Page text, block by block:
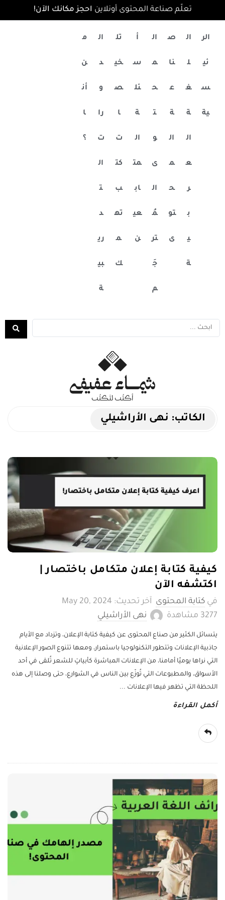
تعلّم صناعة المحتوى أونلاين احجز مكانك الآن!
الر
ئي
س
ية
ال
ل
غ
ة
ال
ع
ر
ب
ي
ة
ص
نا
ع
ة
ال
م
ح
تو
ى
ال
م
ح
ت
و
ى
ال
مُ
تر
جَ
م
أ
س
ئل
ة
ال
مت
اب
عي
ن
تل
خي
ص
ا
ت
كت
ب
ته
م
ك
ال
د
و
را
ت
ال
ت
د
ري
بي
ة
م
ن
أن
ا
؟
الكاتب: نهى الأراشيلي
كيفية كتابة إعلان متكامل باختصار |
اكتشفه الآن
كتابة المحتوى آخر تحديث: May 20, 2024
3277 ‎مشاهدة
نهى الأراشيلي
يتسائل الكثير من صناع المحتوى عن كيفية كتابة الإعلان، وتزداد مع الأيام
جاذبية الإعلانات وتتطور التكنولوجيا باستمرار، ومعها تتنوع الصور الإعلانية
التي نراها يوميًا أمامنا، من الإعلانات المباشرة كأبياتٍ للشعر تُلقى في أحد
الأسواق، والمطبوعات التي تُوزّع بين الناس في الشوارع، حتى وصلنا إلى هذه
اللحظة التي تظهر فيها الإعلانات ...